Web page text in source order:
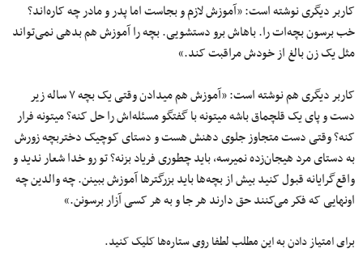
کاربر دیگری نوشته است: «آموزش لازم و بجاست اما پدر و مادر چه کاره‌اند؟
خب برسون بچه‌ات را. باهاش برو دستشویی. بچه را آموزش هم بدهی نمی‌تواند
مثل یک زن بالغ از خودش مراقبت کند.»
کاربر دیگری هم نوشته است: «آموزش هم میدادن وقتی یک بچه ۷ ساله زیر
دست و پای یک قلچماق باشه میتونه با گفتگو مسئله‌اش را حل کنه؟ میتونه فرار
کنه؟ وقتی دست متجاوز جلوی دهنش هست و دستای کوچیک دختربچه زورش
به دستای مرد هیجان‌زده نمیرسه، باید چطوری فریاد بزنه؟ تو رو خدا شعار ندید و
واقع‌گرایانه قبول کنید بیش از بچه‌ها باید بزرگتر‌ها آموزش ببینن. چه والدین چه
اونهایی که فکر می‌کنند حق دارند هر جا و به هر کسی آزار برسونن.»
برای امتیاز دادن به این مطلب لطفا روی ستاره‌ها کلیک کنید.